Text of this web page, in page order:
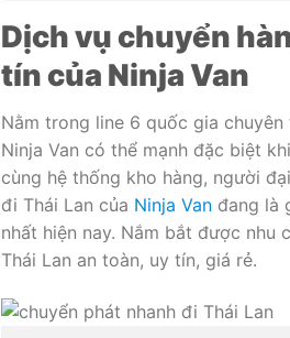
Dịch vụ chuyển
tín của Ninja Van
Nằm trong line 6 quốc gia
Ninja Van có thể mạnh đặc biệt
cùng hệ thống kho hàng, người
đi Thái Lan của Ninja Van đang là
nhất hiện nay. Nắm bắt được nhu
Thái Lan an toàn, uy tín, giá rẻ.